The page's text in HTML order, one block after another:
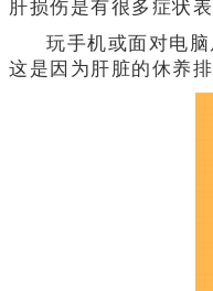
肝损伤是有很多症状
玩手机或面对电
这是因为肝脏的休养